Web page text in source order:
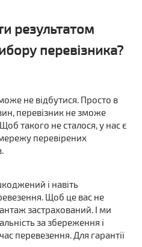
результатом
перевізника?
не відбутися. Просто в
перевізник не зможе
такого не сталося, у нас є
перевірених
і навіть
Щоб це вас не
застрахований. І ми
за збереження і
перевезення. Для гарантії